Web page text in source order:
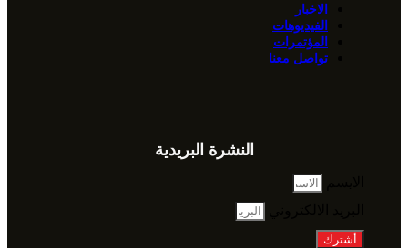
الاخبار
الفيديوهات
المؤتمرات
تواصل معنا
النشرة البريدية
أشترك